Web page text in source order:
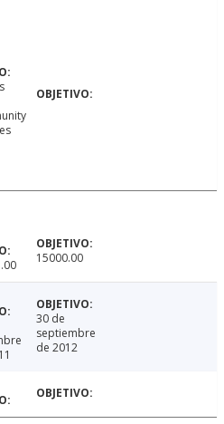
15000.00
30 de
septiembre
de 2012